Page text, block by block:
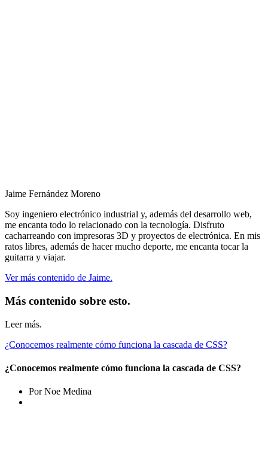
Jaime Fernández Moreno
Soy ingeniero electrónico industrial y, además del desarrollo web,
me encanta todo lo relacionado con la tecnología. Disfruto
cacharreando con impresoras 3D y proyectos de electrónica. En mis
ratos libres, además de hacer mucho deporte, me encanta tocar la
guitarra y viajar.
Ver más contenido de Jaime.
Más contenido sobre esto.
Leer más.
¿Conocemos realmente cómo funciona la cascada de CSS?
¿Conocemos realmente cómo funciona la cascada de CSS?
Por Noe Medina